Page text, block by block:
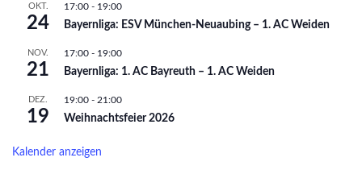
OKT.
24
17:00 - 19:00
Bayernliga: ESV München-Neuaubing – 1. AC Weiden
NOV.
21
17:00 - 19:00
Bayernliga: 1. AC Bayreuth – 1. AC Weiden
DEZ.
19
19:00 - 21:00
Weihnachtsfeier 2026
Kalender anzeigen